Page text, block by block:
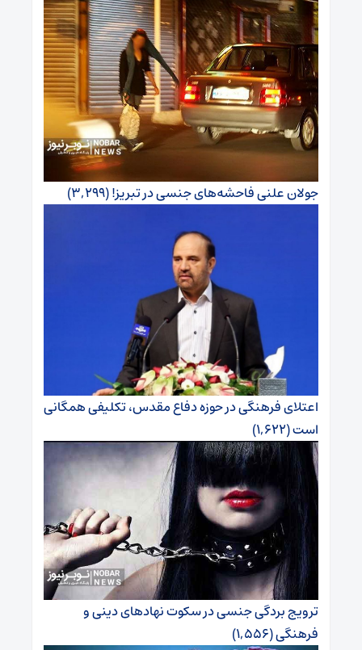
جولان علنی فاحشه‌های جنسی در تبریز!(۳,۲۹۹)
اعتلای فرهنگی در حوزه دفاع مقدس، تکلیفی همگانی
است(۱,۶۲۲)
ترویج بردگی جنسی در سکوت نهادهای دینی و
فرهنگی(۱,۵۵۶)